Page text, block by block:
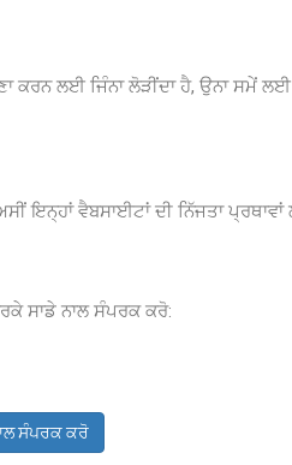
ਕਰਨ ਲਈ ਜਿੰਨਾ ਲੋੜੀਂਦਾ ਹੈ, ਉਨਾ ਸਮੇਂ
ਇਨ੍ਹਾਂ ਵੈਬਸਾਈਟਾਂ ਦੀ ਨਿੱਜਤਾ ਪ੍ਰਥਾਵਾਂ
ਸਾਡੇ ਨਾਲ ਸੰਪਰਕ ਕਰੋ:
ਸੰਪਰਕ ਕਰੋ